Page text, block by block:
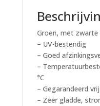
Groen, met zwarte
– UV-bestendig
– Goed
–
°C
– Gegarandeerd
– Zeer gladde,